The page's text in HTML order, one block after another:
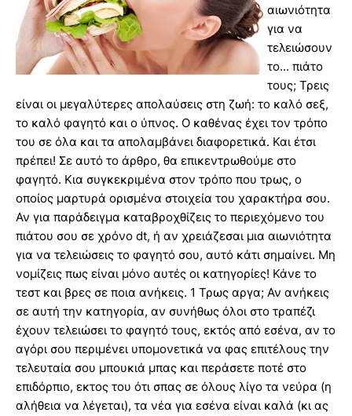
αιωνιότητα
για να
τελειώσουν
το... πιάτο
τους; Τρεις
είναι οι μεγαλύτερες απoλαύσεις στη ζωή: το καλό σεξ,
το καλό φαγητό και ο ύπνος. Ο καθένας έχει τον τρόπο
του σε όλα και τα απολαμβάνει διαφορετικά. Και έτσι
πρέπει! Σε αυτό το άρθρο, θα επικεντρωθούμε στο
φαγητό. Κια συγκεκριμένα στον τρόπο που τρως, ο
οποίος μαρτυρά ορισμένα στοιχεία του χαρακτήρα σου.
Αν για παράδειγμα καταβροχθίζεις το περιεχόμενο του
πιάτου σου σε χρόνο dt, ή αν χρειάζεσαι μια αιωνιότητα
για να τελειώσεις το φαγητό σου, αυτό κάτι σημαίνει. Μη
νομίζεις πως είναι μόνο αυτές οι κατηγορίες! Κάνε το
τεστ και βρες σε ποια ανήκεις. 1 Τρως αργα; Αν ανήκεις
σε αυτή την κατηγορία, αν συνήθως όλοι στο τραπέζι
έχουν τελειώσει το φαγητό τους, εκτός από εσένα, αν το
αγόρι σου περιμένει υπομονετικά να φας επιτέλους την
τελευταία σου μπουκιά μπας και περάσετε ποτέ στο
επιδόρπιο, εκτος του ότι σπας σε όλους λίγο τα νεύρα (η
αλήθεια να λέγεται), τα νέα για εσένα είναι καλά (κι ας